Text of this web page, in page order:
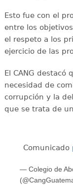
Esto fue con el
entre los
el respeto a los
ejercicio de las
El CANG destacó
necesidad de
corrupción y la
que se trata de
Comunicado
— Colegio de